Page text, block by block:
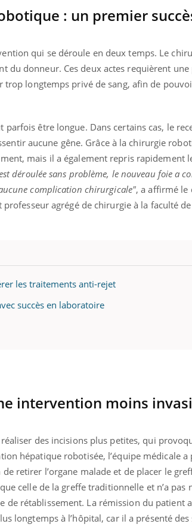
: un premier
qui se déroule en deux temps. Le
du donneur. Ces deux actes requièrent
longtemps privé de sang, afin de
être longue. Dans certains cas, le
aucune gêne. Grâce à la chirurgie
mais il a également repris rapidement
déroulée sans problème, le nouveau foie a
complication chirurgicale", a affirmé le
agrégé de chirurgie à la faculté
les traitements anti-rejet
succès en laboratoire
intervention moins
des incisions plus petites, qui
hépatique robotisée, l’équipe médicale
retirer l’organe malade et de placer le
celle de la greffe traditionnelle et n’a pas
rétablissement. La rémission du patient
longtemps à l’hôpital, car il a présenté
mentale : et si on
Youtube